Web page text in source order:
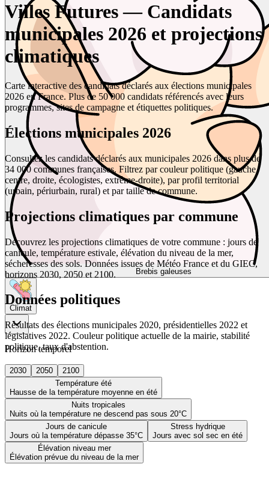
Brebis galeuses
Climat
Horizon temporel
2030 2050
2100
Température été
Hausse de la température moyenne en été
Nuits tropicales
Nuits où la température ne descend pas sous 20°C
Jours de canicule
Jours où la température dépasse 35°C
Stress hydrique
Jours avec sol sec en été
Élévation niveau mer
Élévation prévue du niveau de la mer
Villes Futures — Candidats
municipales 2026 et projections
climatiques
Carte interactive des candidats déclarés aux élections municipales
2026 en France. Plus de 50 000 candidats référencés avec leurs
programmes, sites de campagne et étiquettes politiques.
Élections municipales 2026
Consultez les candidats déclarés aux municipales 2026 dans plus de
34 000 communes françaises. Filtrez par couleur politique (gauche,
centre, droite, écologistes, extrême-droite), par profil territorial
(urbain, périurbain, rural) et par taille de commune.
Projections climatiques par commune
Découvrez les projections climatiques de votre commune : jours de
canicule, température estivale, élévation du niveau de la mer,
sécheresses des sols. Données issues de Météo France et du GIEC,
horizons 2030, 2050 et 2100.
Données politiques
Résultats des élections municipales 2020, présidentielles 2022 et
législatives 2022. Couleur politique actuelle de la mairie, stabilité
politique, taux d'abstention.